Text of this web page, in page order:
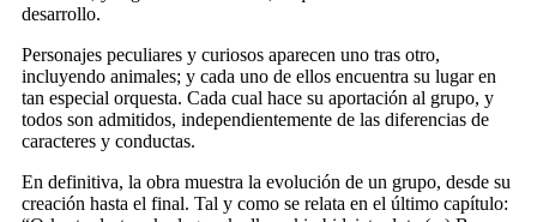
desarrollo.
Personajes peculiares y curiosos aparecen uno tras otro,
incluyendo animales; y cada uno de ellos encuentra su lugar en
tan especial orquesta. Cada cual hace su aportación al grupo, y
todos son admitidos, independientemente de las diferencias de
caracteres y conductas.
En definitiva, la obra muestra la evolución de un grupo, desde su
creación hasta el final. Tal y como se relata en el último capítulo: